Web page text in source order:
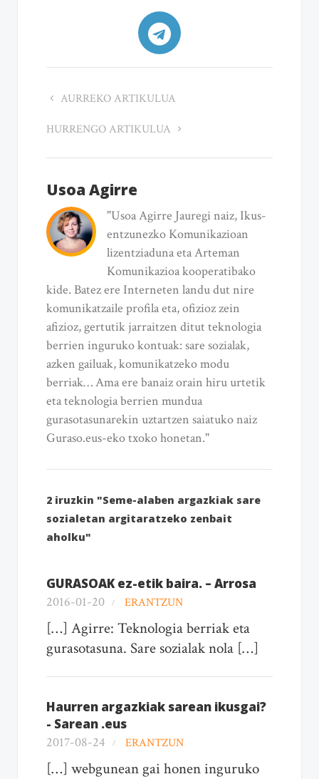
AURREKO ARTIKULUA
HURRENGO ARTIKULUA
Usoa Agirre
"Usoa Agirre Jauregi naiz, Ikus-
entzunezko Komunikazioan
lizentziaduna eta Arteman
Komunikazioa kooperatibako
kide. Batez ere Interneten landu dut nire
komunikatzaile profila eta, ofizioz zein
afizioz, gertutik jarraitzen ditut teknologia
berrien inguruko kontuak: sare sozialak,
azken gailuak, komunikatzeko modu
berriak… Ama ere banaiz orain hiru urtetik
eta teknologia berrien mundua
gurasotasunarekin uztartzen saiatuko naiz
Guraso.eus-eko txoko honetan."
2 iruzkin "Seme-alaben argazkiak sare
sozialetan argitaratzeko zenbait
aholku"
GURASOAK ez-etik baira. – Arrosa
2016-01-20
ERANTZUN
[…] Agirre: Teknologia berriak eta
gurasotasuna. Sare sozialak nola […]
Haurren argazkiak sarean ikusgai?
- Sarean .eus
2017-08-24
ERANTZUN
[…] webgunean gai honen inguruko